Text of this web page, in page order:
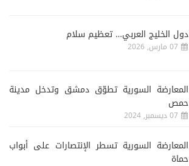
دول الخليج العربي… تعظيم سلام
07 مارس, 2026
المعارضة السورية تطوّق دمشق وتدخل مدينة
حمص
07 ديسمبر, 2024
المعارضة السورية تسطر الإنتصارات على أبواب
حماة